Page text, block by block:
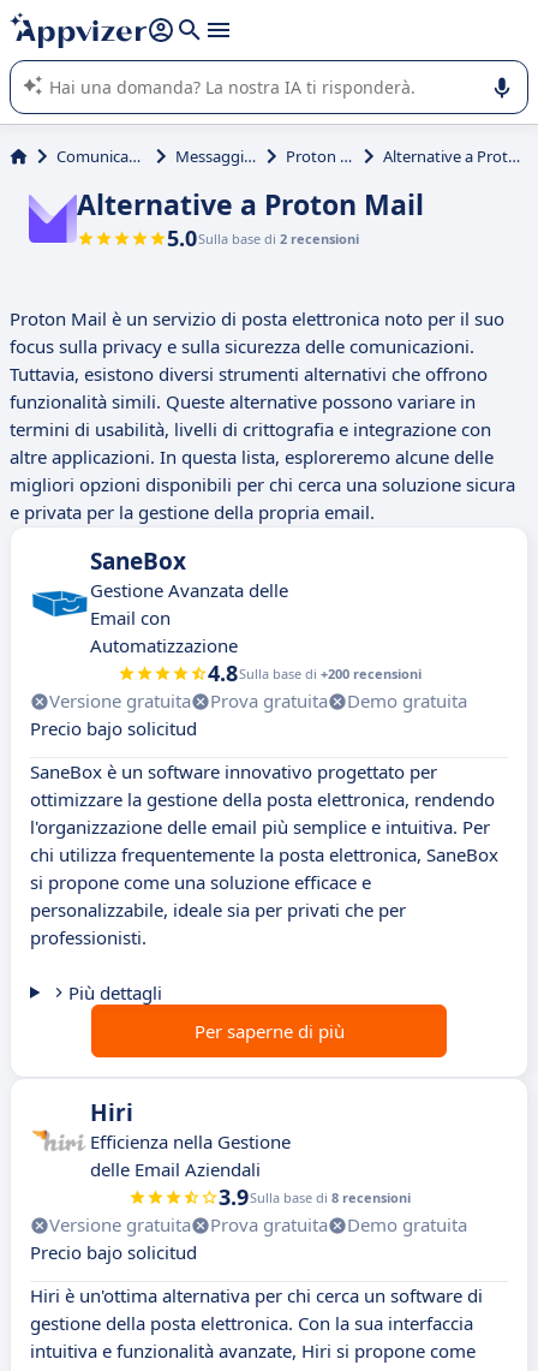
righe con
shift + enter
L'IA di Appvizer vi guida nell'utilizzo o nella scelta di un
software SaaS per la vostra azienda.
Comunicazione Messaggistica Proton Mail Alternative a Proton Mail
Alternative a Proton Mail
5.0Sulla base di 2 recensioni
Proton Mail è un servizio di posta elettronica noto per il suo
focus sulla privacy e sulla sicurezza delle comunicazioni.
Tuttavia, esistono diversi strumenti alternativi che offrono
funzionalità simili. Queste alternative possono variare in
termini di usabilità, livelli di crittografia e integrazione con
altre applicazioni. In questa lista, esploreremo alcune delle
migliori opzioni disponibili per chi cerca una soluzione sicura
e privata per la gestione della propria email.
SaneBox
Gestione Avanzata delle
Email con
Automatizzazione
4.8Sulla base di +200 recensioni
Versione gratuita Prova gratuita
Demo gratuita
Precio bajo solicitud
SaneBox è un software innovativo progettato per
ottimizzare la gestione della posta elettronica, rendendo
l'organizzazione delle email più semplice e intuitiva. Per
chi utilizza frequentemente la posta elettronica, SaneBox
si propone come una soluzione efficace e
personalizzabile, ideale sia per privati che per
professionisti.
Più dettagli
Per saperne di più
Hiri
Efficienza nella Gestione
delle Email Aziendali
3.9Sulla base di 8 recensioni
Versione gratuita Prova gratuita
Demo gratuita
Precio bajo solicitud
Hiri è un'ottima alternativa per chi cerca un software di
gestione della posta elettronica. Con la sua interfaccia
intuitiva e funzionalità avanzate, Hiri si propone come